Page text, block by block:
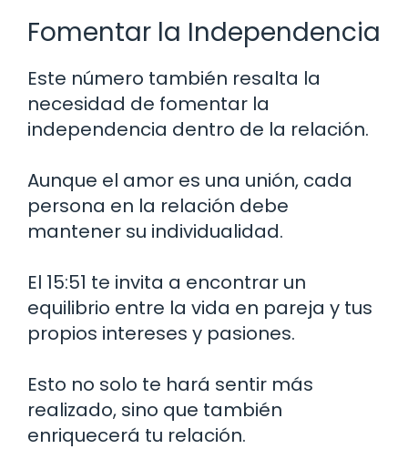
Fomentar la Independencia
Este número también resalta la
necesidad de fomentar la
independencia dentro de la relación.
Aunque el amor es una unión, cada
persona en la relación debe
mantener su individualidad.
El 15:51 te invita a encontrar un
equilibrio entre la vida en pareja y tus
propios intereses y pasiones.
Esto no solo te hará sentir más
realizado, sino que también
enriquecerá tu relación.